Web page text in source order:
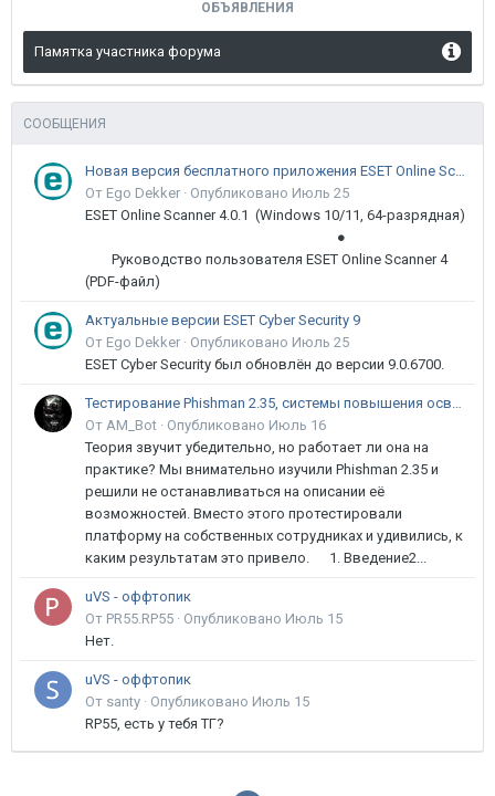
ОБЪЯВЛЕНИЯ
Памятка участника форума
СООБЩЕНИЯ
Новая версия бесплатного приложения ESET Online Scanner доступна пользователям
От Ego Dekker · Опубликовано Июль 25
ESET Online Scanner 4.0.1 (Windows 10/11, 64-разрядная)
●
Руководство пользователя ESET Online Scanner 4
(PDF-файл)
Актуальные версии ESET Cyber Security 9
От Ego Dekker · Опубликовано Июль 25
ESET Cyber Security был обновлён до версии 9.0.6700.
Тестирование Phishman 2.35, системы повышения осведомлённости пользователей в сфере ИБ
От AM_Bot · Опубликовано Июль 16
Теория звучит убедительно, но работает ли она на
практике? Мы внимательно изучили Phishman 2.35 и
решили не останавливаться на описании её
возможностей. Вместо этого протестировали
платформу на собственных сотрудниках и удивились, к
каким результатам это привело. 1. Введение2...
uVS - оффтопик
От PR55.RP55 · Опубликовано Июль 15
Нет.
uVS - оффтопик
От santy · Опубликовано Июль 15
RP55, есть у тебя ТГ?